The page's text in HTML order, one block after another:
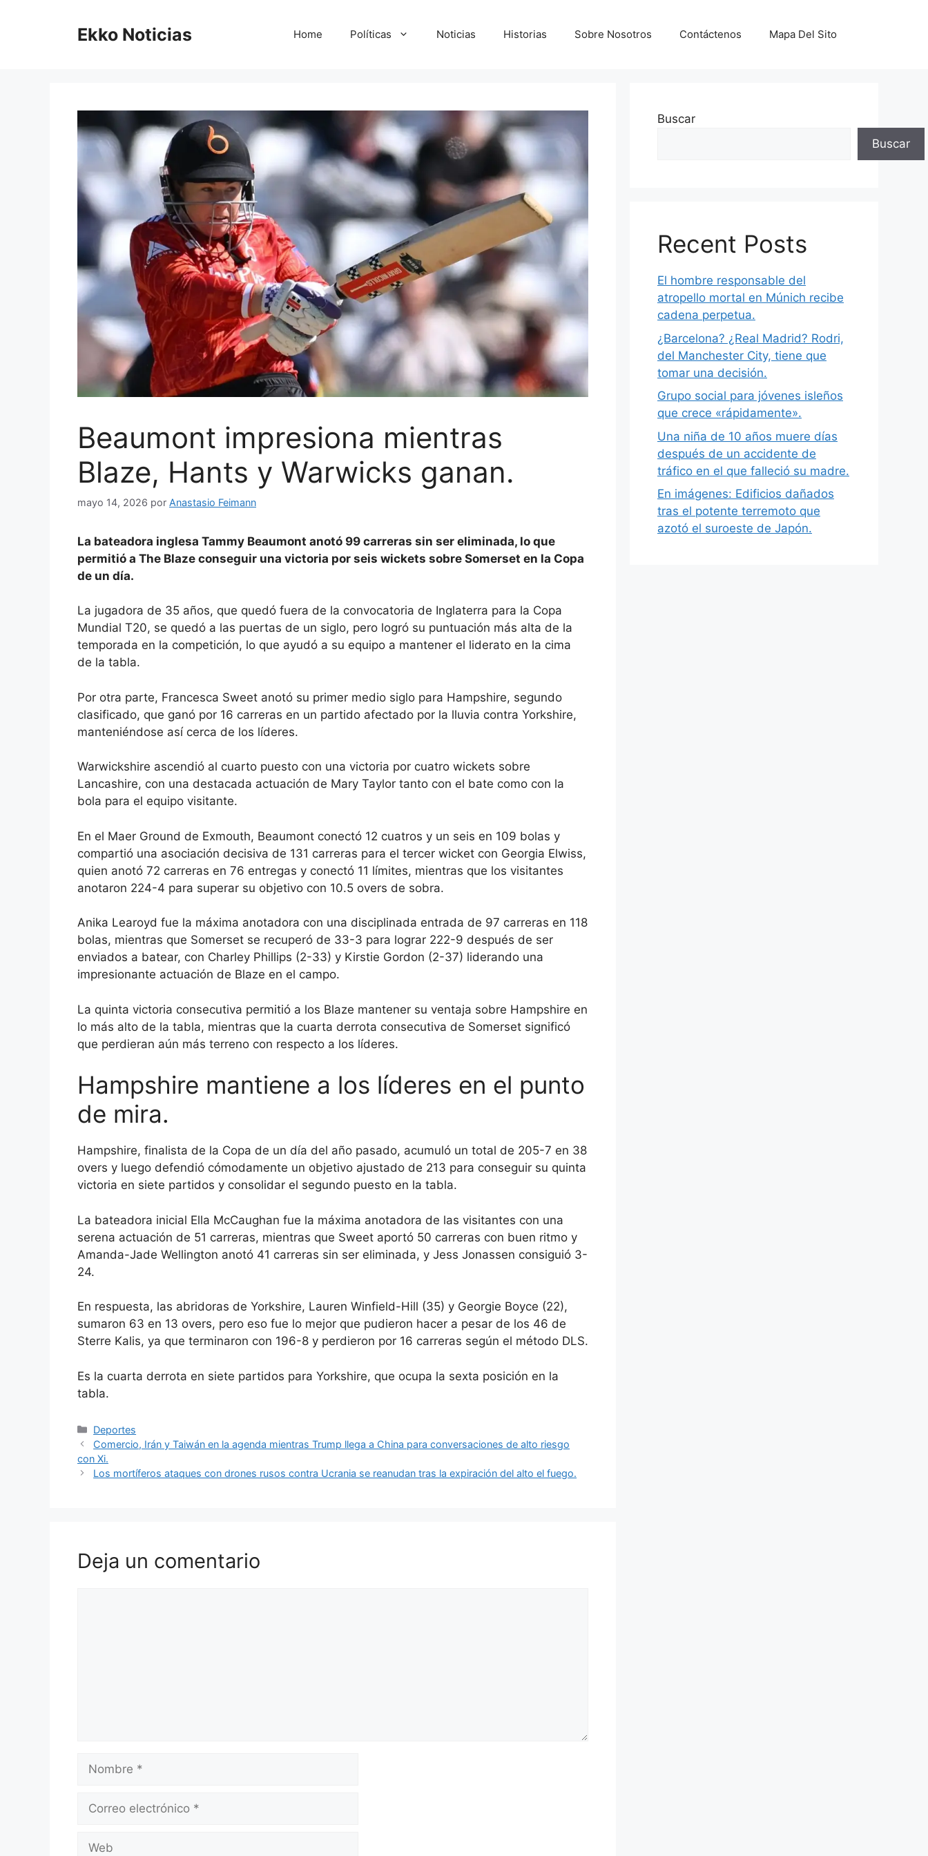
Ekko Noticias Home Políticas Noticias Historias Sobre Nosotros Contáctenos Mapa Del Sito
Beaumont impresiona mientras
Blaze, Hants y Warwicks ganan.
mayo 14, 2026 por Anastasio Feimann
La bateadora inglesa Tammy Beaumont anotó 99 carreras sin ser eliminada, lo que
permitió a The Blaze conseguir una victoria por seis wickets sobre Somerset en la Copa
de un día.
La jugadora de 35 años, que quedó fuera de la convocatoria de Inglaterra para la Copa
Mundial T20, se quedó a las puertas de un siglo, pero logró su puntuación más alta de la
temporada en la competición, lo que ayudó a su equipo a mantener el liderato en la cima
de la tabla.
Por otra parte, Francesca Sweet anotó su primer medio siglo para Hampshire, segundo
clasificado, que ganó por 16 carreras en un partido afectado por la lluvia contra Yorkshire,
manteniéndose así cerca de los líderes.
Warwickshire ascendió al cuarto puesto con una victoria por cuatro wickets sobre
Lancashire, con una destacada actuación de Mary Taylor tanto con el bate como con la
bola para el equipo visitante.
En el Maer Ground de Exmouth, Beaumont conectó 12 cuatros y un seis en 109 bolas y
compartió una asociación decisiva de 131 carreras para el tercer wicket con Georgia Elwiss,
quien anotó 72 carreras en 76 entregas y conectó 11 límites, mientras que los visitantes
anotaron 224-4 para superar su objetivo con 10.5 overs de sobra.
Anika Learoyd fue la máxima anotadora con una disciplinada entrada de 97 carreras en 118
bolas, mientras que Somerset se recuperó de 33-3 para lograr 222-9 después de ser
enviados a batear, con Charley Phillips (2-33) y Kirstie Gordon (2-37) liderando una
impresionante actuación de Blaze en el campo.
La quinta victoria consecutiva permitió a los Blaze mantener su ventaja sobre Hampshire en
lo más alto de la tabla, mientras que la cuarta derrota consecutiva de Somerset significó
que perdieran aún más terreno con respecto a los líderes.
Hampshire mantiene a los líderes en el punto
de mira.
Hampshire, finalista de la Copa de un día del año pasado, acumuló un total de 205-7 en 38
overs y luego defendió cómodamente un objetivo ajustado de 213 para conseguir su quinta
victoria en siete partidos y consolidar el segundo puesto en la tabla.
La bateadora inicial Ella McCaughan fue la máxima anotadora de las visitantes con una
serena actuación de 51 carreras, mientras que Sweet aportó 50 carreras con buen ritmo y
Amanda-Jade Wellington anotó 41 carreras sin ser eliminada, y Jess Jonassen consiguió 3-
24.
En respuesta, las abridoras de Yorkshire, Lauren Winfield-Hill (35) y Georgie Boyce (22),
sumaron 63 en 13 overs, pero eso fue lo mejor que pudieron hacer a pesar de los 46 de
Sterre Kalis, ya que terminaron con 196-8 y perdieron por 16 carreras según el método DLS.
Es la cuarta derrota en siete partidos para Yorkshire, que ocupa la sexta posición en la
tabla.
Categorías
Deportes
Comercio, Irán y Taiwán en la agenda mientras Trump llega a China para conversaciones de alto riesgo
con Xi.
Los mortíferos ataques con drones rusos contra Ucrania se reanudan tras la expiración del alto el fuego.
Deja un comentario
electrónico
Buscar
Buscar
Recent Posts
El hombre responsable del
atropello mortal en Múnich recibe
cadena perpetua.
¿Barcelona? ¿Real Madrid? Rodri,
del Manchester City, tiene que
tomar una decisión.
Grupo social para jóvenes isleños
que crece «rápidamente».
Una niña de 10 años muere días
después de un accidente de
tráfico en el que falleció su madre.
En imágenes: Edificios dañados
tras el potente terremoto que
azotó el suroeste de Japón.